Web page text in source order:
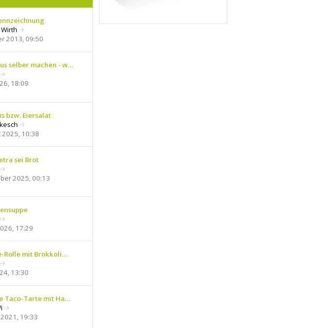
r
a
g
r
B
e
r
g
N
u
e
t
r
e
t
r
a
g
2013, 09:50
selber machen - w…
N
s
t
e
r
e
t
g
18:09
bzw. Eiersalat
N
u
e
t
r
e
t
r
a
2025, 10:38
sei Brot
N
u
s
e
r
e
t
r
a
g
2025, 00:13
N
u
e
t
B
e
i
17:29
Rolle mit Brokkoli…
N
u
e
s
t
13:30
Taco-Tarte mit Ha…
N
19:33